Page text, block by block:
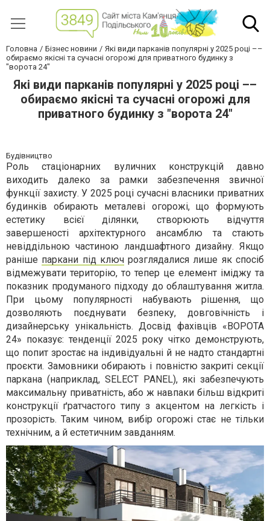
Головна Бізнес новини
Які види парканів популярні у 2025 році ––
обираємо якісні та сучасні огорожі для приватного будинку з
"ворота 24"
Які види парканів популярні у 2025 році ––
обираємо якісні та сучасні огорожі для
приватного будинку з "ворота 24"
Будівництво
Роль стаціонарних вуличних конструкцій давно
виходить далеко за рамки забезпечення звичної
функції захисту. У 2025 році сучасні власники приватних
будинків обирають металеві огорожі, що формують
естетику всієї ділянки, створюють відчуття
завершеності архітектурного ансамблю та стають
невіддільною частиною ландшафтного дизайну. Якщо
раніше паркани під ключрозглядалися лише як спосіб
відмежувати територію, то тепер це елемент іміджу та
показник продуманого підходу до облаштування житла.
При цьому популярності набувають рішення, що
дозволяють поєднувати безпеку, довговічність і
дизайнерську унікальність. Досвід фахівців «ВОРОТА
24» показує: тенденції 2025 року чітко демонструють,
що попит зростає на індивідуальні й не надто стандартні
проєкти. Замовники обирають і повністю закриті секції
паркана (наприклад, SELECT PANEL), які забезпечують
максимальну приватність, або ж навпаки більш відкриті
конструкції ґратчастого типу з акцентом на легкість і
прозорість. Таким чином, вибір огорожі стає не тільки
технічним, а й естетичним завданням.